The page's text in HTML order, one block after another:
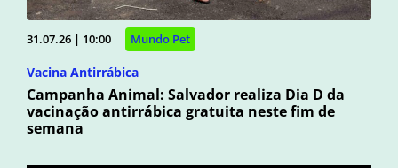
31.07.26 | 10:00 Mundo Pet
Vacina Antirrábica
Campanha Animal: Salvador realiza Dia D da
vacinação antirrábica gratuita neste fim de
semana